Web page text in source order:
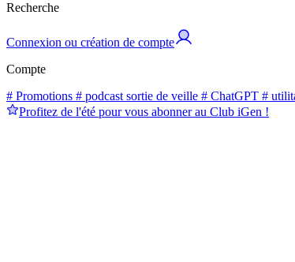
Recherche
Connexion ou création de compte
Compte
# Promotions # podcast sortie de veille # ChatGPT #
Profitez de l'été pour vous abonner au Club iGen !